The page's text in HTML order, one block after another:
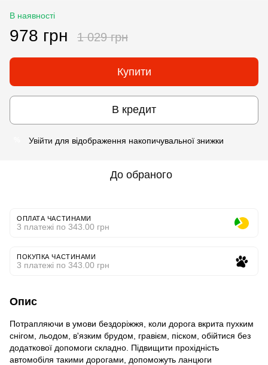
В наявності
978 грн 1 029 грн
Купити
В кредит
Увійти для відображення накопичувальної знижки
До обраного
ОПЛАТА ЧАСТИНАМИ
3 платежі по 343.00 грн
ПОКУПКА ЧАСТИНАМИ
3 платежі по 343.00 грн
Опис
Потрапляючи в умови бездоріжжя, коли дорога вкрита пухким
снігом, льодом, в'язким брудом, гравієм, піском, обійтися без
додаткової допомоги складно. Підвищити прохідність
автомобіля такими дорогами, допоможуть ланцюги